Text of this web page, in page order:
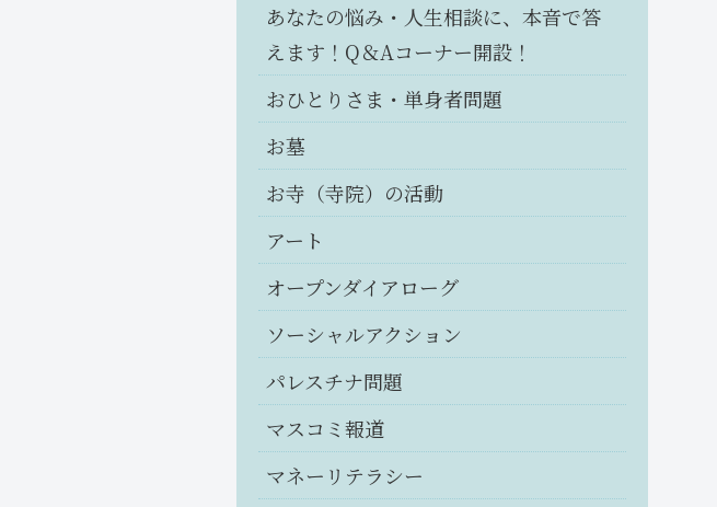
あなたの悩み・人生相談に、本音で答
えます！Q＆Aコーナー開設！
おひとりさま・単身者問題
お墓
お寺（寺院）の活動
アート
オープンダイアローグ
ソーシャルアクション
パレスチナ問題
マスコミ報道
マネーリテラシー